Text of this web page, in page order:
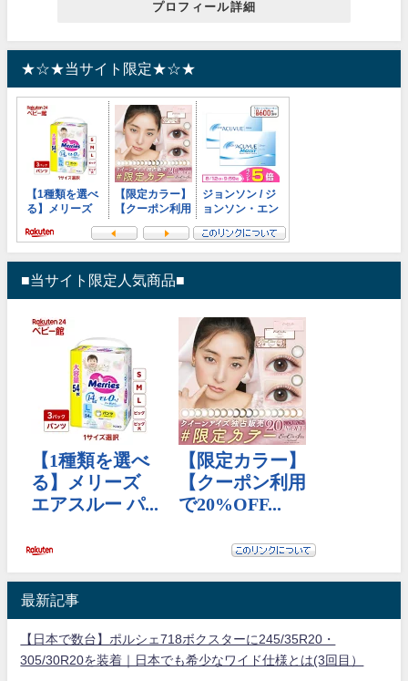
プロフィール詳細
★☆★当サイト限定★☆★
■当サイト限定人気商品■
最新記事
【日本で数台】ポルシェ718ボクスターに245/35R20・
305/30R20を装着｜日本でも希少なワイド仕様とは(3回目）